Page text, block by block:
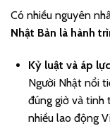
Có nhiều nguyên
Nhật Bản là hành
Kỷ luật và áp
Người Nhật nổi
đúng giờ và tinh
nhiều lao động